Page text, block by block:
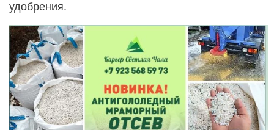
удобрения.